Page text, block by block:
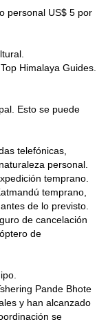
personal US$ 5 por
Himalaya Guides.
Esto se puede
telefónicas,
personal.
temprano.
temprano,
de lo previsto.
de cancelación
de
Pande Bhote
y han alcanzado
se